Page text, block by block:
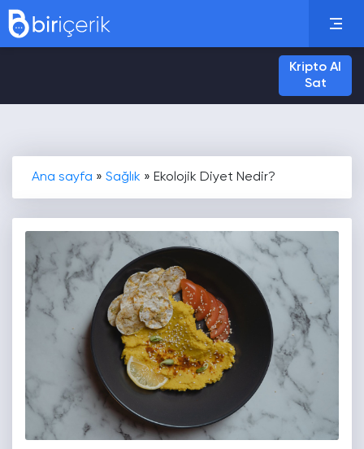
Kripto Al
Sat
Ana sayfa » Sağlık » Ekolojik Diyet Nedir?